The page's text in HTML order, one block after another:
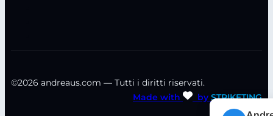
©2026 andreaus.com — Tutti i diritti riservati.
Made with
by STRIKETING